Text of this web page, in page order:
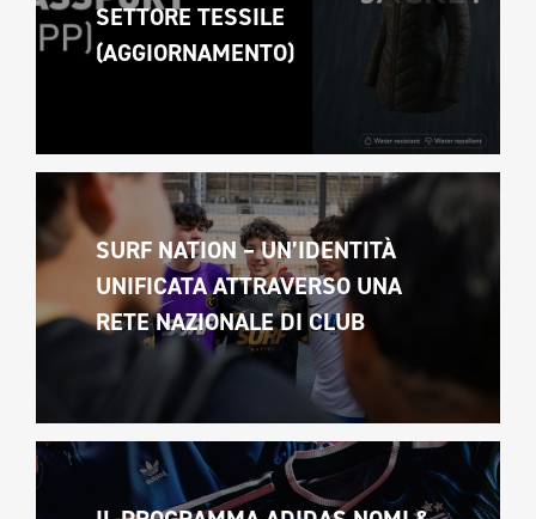
SETTORE TESSILE
(AGGIORNAMENTO)
SURF NATION – UN’IDENTITÀ
UNIFICATA ATTRAVERSO UNA
RETE NAZIONALE DI CLUB